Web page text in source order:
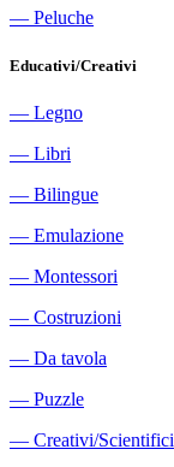
― Peluche
Educativi/Creativi
― Legno
― Libri
― Bilingue
― Emulazione
― Montessori
― Costruzioni
― Da tavola
― Puzzle
― Creativi/Scientifici